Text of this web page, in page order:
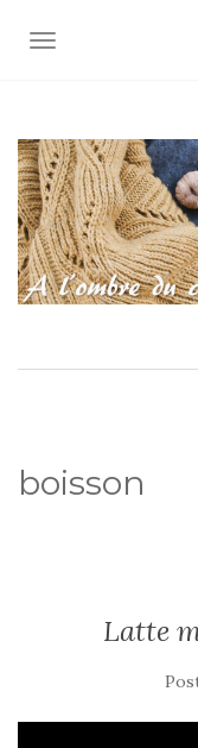
TOGGLE
boisson
Latte